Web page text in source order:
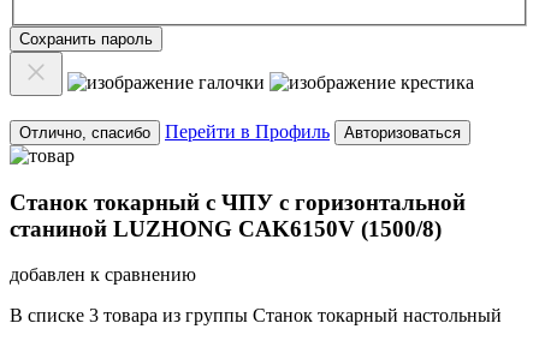
Сохранить пароль
Отлично, спасибо Перейти в Профиль Авторизоваться
Станок токарный с ЧПУ с горизонтальной
станиной LUZHONG CAK6150V (1500/8)
добавлен к сравнению
В списке 3 товара из группы Станок токарный настольный